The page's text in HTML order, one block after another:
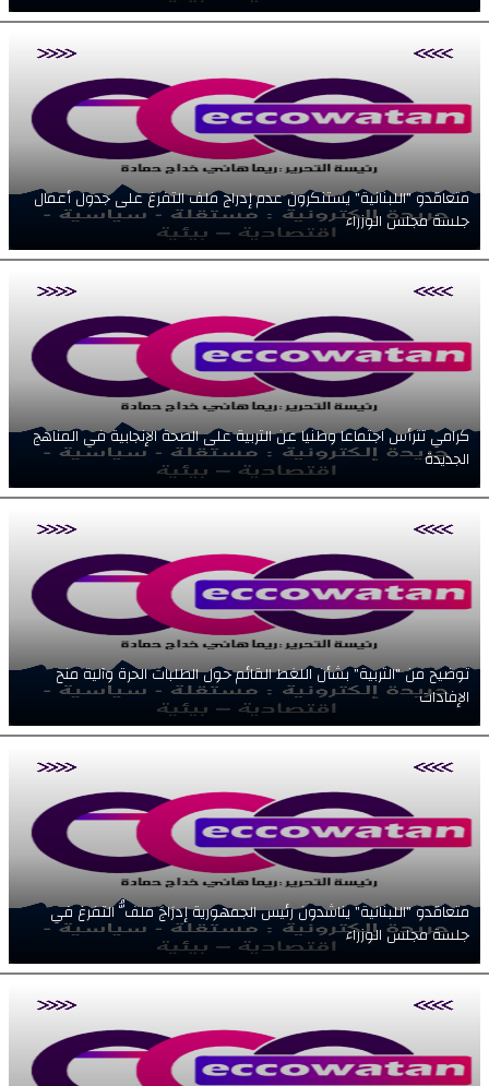
متعاقدو "اللبنانية" يستنكرون عدم إدراج ملف التفرغ على جدول أعمال
جلسة مجلس الوزراء
كرامي تترأس اجتماعا وطنيا عن التربية على الصحة الإنجابية في المناهج
الجديدة
توضيح من "التربية" بشأن اللغط القائم حول الطلبات الحرة وآلية منح
الإفادات
متعاقدو "اللبنانية" يناشدون رئيس الجمهورية إدرَاجَ ملفُّ التفرغ في
جلسة مجلس الوزراء